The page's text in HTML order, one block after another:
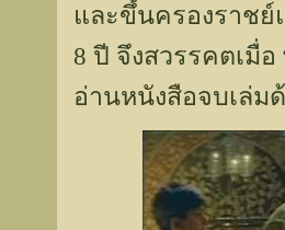
และขึ้นครองราชย์
8 ปี จึงสวรรคตเมื่
อ่านหนังสือจบเล่ม